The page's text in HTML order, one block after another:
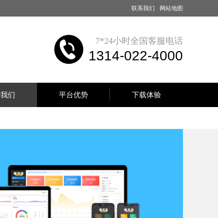
联系我们 网站地图
7*24小时全国客服电话
1314-022-4000
们 平台优势 下载体验